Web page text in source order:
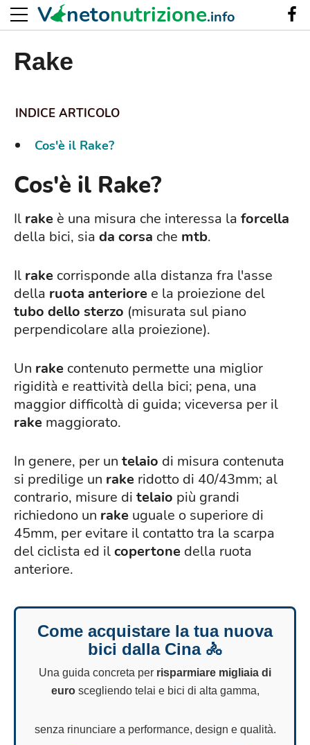
Rake
Cos'è il Rake?
Cos'è il Rake?
Il rake è una misura che interessa la forcella
della bici, sia da corsa che mtb.
Il rake corrisponde alla distanza fra l'asse
della ruota anteriore e la proiezione del
tubo dello sterzo (misurata sul piano
perpendicolare alla proiezione).
Un rake contenuto permette una miglior
rigidità e reattività della bici; pena, una
maggior difficoltà di guida; viceversa per il
rake maggiorato.
In genere, per un telaio di misura contenuta
si predilige un rake ridotto di 40/43mm; al
contrario, misure di telaio più grandi
richiedono un rake uguale o superiore di
45mm, per evitare il contatto tra la scarpa
del ciclista ed ilcopertone della ruota
anteriore.
Come acquistare la tua nuova
bici dalla Cina 🚴
Una guida concreta per risparmiare migliaia di
euroscegliendo telai e bici di alta gamma,
senza rinunciare a performance, design e qualità.
V netonutrizione.info